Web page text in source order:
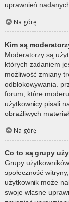
uprawnień
Na górę
Kim są
Moderatorzy są
których zadaniem
możliwość zmiany
odblokowywania,
forum, które
użytkownicy pisali
obraźliwych
Na górę
Co to są grupy
Grupy
społeczność
użytkownik może
swoje własne